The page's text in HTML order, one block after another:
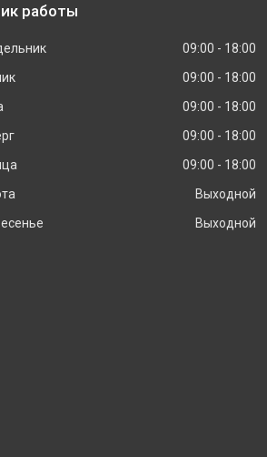
работы
09:00
18:00
09:00
18:00
09:00
18:00
09:00
18:00
09:00
18:00
Выходной
Выходной